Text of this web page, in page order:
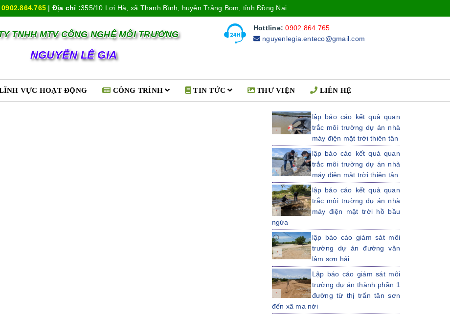
0902.864.765 | Địa chỉ :355/10 Lợi Hà, xã Thanh Bình, huyện Trảng Bom, tỉnh Đồng Nai
TNHH MTV CÔNG NGHỆ MÔI TRƯỜNG
NGUYỄN LÊ GIA
Hottline:0902.864.765
nguyenlegia.enteco@gmail.com
VỰC HOẠT ĐỘNG CÔNG TRÌNH TIN TỨC THƯ VIỆN LIÊN HỆ
lập báo cáo kết quả quan
trắc môi trường dự án nhà
máy điện mặt trời thiên tân
lập báo cáo kết quả quan
trắc môi trường dự án nhà
máy điện mặt trời thiên tân
lập báo cáo kết quả quan
trắc môi trường dự án nhà
máy điện mặt trời hồ bầu
ngứa
lập báo cáo giám sát môi
trường dự án đường văn
lâm sơn hải.
Lập báo cáo giám sát môi
trường dự án thành phần 1
đường từ thị trấn tân sơn
đến xã ma nới